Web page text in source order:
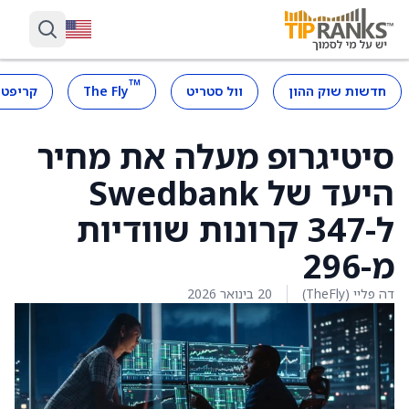
חדשות שוק ההון וול סטריט ™
The Fly
סיטיגרופ מעלה את מחיר
היעד של Swedbank
ל-347 קרונות שוודיות
מ-296
דה פליי (TheFly) 20 בינואר 2026